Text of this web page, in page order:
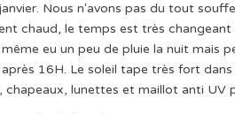
Nous n'avons pas du tout
chaud, le temps est très changeant
eu un peu de pluie la nuit mais
16H. Le soleil tape très fort
chapeaux, lunettes et maillot anti UV